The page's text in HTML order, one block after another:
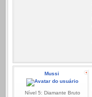
Mussi
Nível 5: Diamante Bruto